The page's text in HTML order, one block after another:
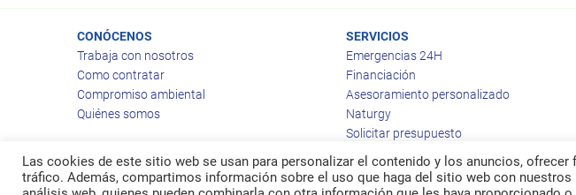
CONÓCENOS
Trabaja con nosotros
Como contratar
Compromiso ambiental
Quiénes somos
SERVICIOS
Emergencias 24H
Financiación
Asesoramiento personalizado
Naturgy
Solicitar presupuesto
Las cookies de este sitio web se usan para personalizar el contenido y los anuncios, ofrecer
tráfico. Además, compartimos información sobre el uso que haga del sitio web con